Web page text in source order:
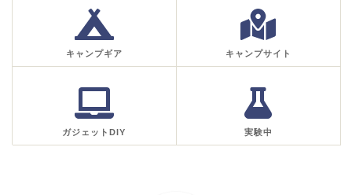
キャンプギア キャンプサイト
ガジェットDIY 実験中